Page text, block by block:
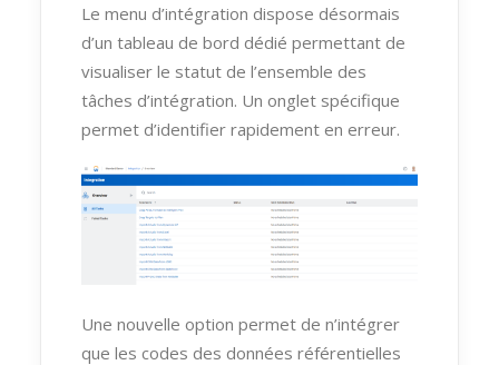
Le menu d’intégration dispose désormais
d’un tableau de bord dédié permettant de
visualiser le statut de l’ensemble des
tâches d’intégration. Un onglet spécifique
permet d’identifier rapidement en erreur.
Une nouvelle option permet de n’intégrer
que les codes des données référentielles